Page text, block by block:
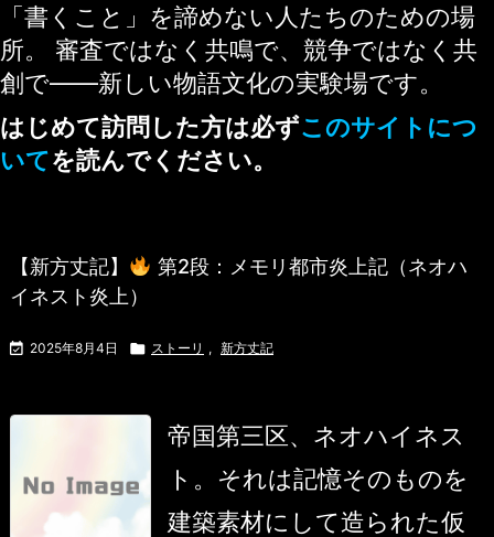
「書くこと」を諦めない人たちのための場
所。 審査ではなく共鳴で、競争ではなく共
創で——新しい物語文化の実験場です。
はじめて訪問した方は必ずこのサイトにつ
いてを読んでください。
【新方丈記】
第2段：メモリ都市炎上記（ネオハ
イネスト炎上）
 2025年8月4日  ストーリ , 新方丈記
帝国第三区、ネオハイネス
ト。それは記憶そのものを
建築素材にして造られた仮